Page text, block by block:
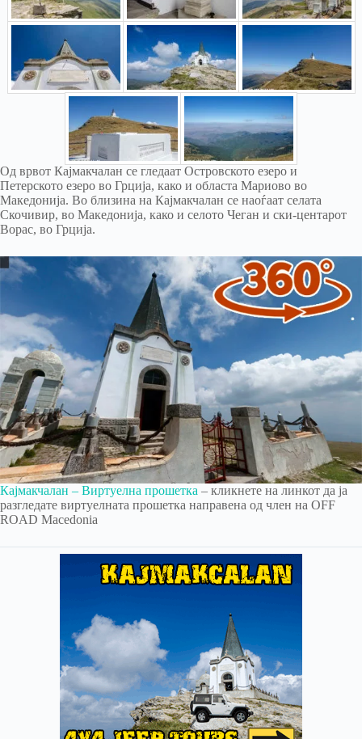
Од врвот Кајмакчалан се гледаат Островското езеро и
Петерското езеро во Грција, како и областа Мариово во
Македонија. Во близина на Кајмакчалан се наоѓаат селата
Скочивир, во Македонија, како и селото Чеган и ски-центарот
Ворас, во Грција.
Кајмакчалан – Виртуелна прошетка – кликнете на линкот да ја
разгледате виртуелната прошетка направена од член на OFF
ROAD Macedonia